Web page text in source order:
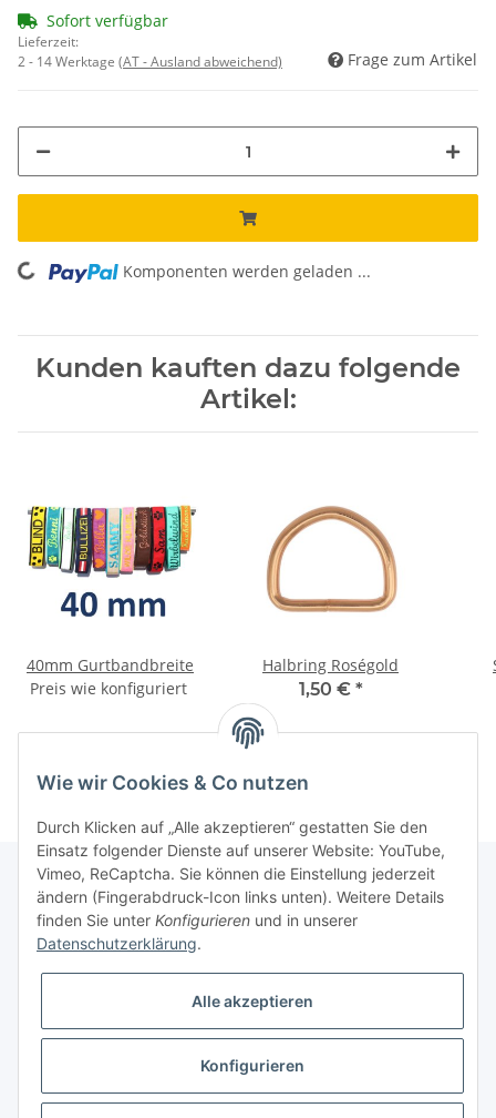
Sofort verfügbar
Lieferzeit:
2 - 14 Werktage (AT - Ausland abweichend) Frage zum Artikel
Loading... Komponenten werden geladen ...
Kunden kauften dazu folgende
Artikel:
40mm Gurtbandbreite
Preis wie konfiguriert
Halbring Roségold
1,50 € *
Informationen
Galerie
* Keine Ausweisung der Mehrwertsteuer gemäß Klein-Unternehmer-Regelung.,
Wie wir Cookies & Co nutzen
Durch Klicken auf „Alle akzeptieren“ gestatten Sie den
Einsatz folgender Dienste auf unserer Website: YouTube,
Vimeo, ReCaptcha. Sie können die Einstellung jederzeit
ändern (Fingerabdruck-Icon links unten). Weitere Details
finden Sie unter Konfigurieren und in unserer
Datenschutzerklärung.
Alle akzeptieren
Konfigurieren